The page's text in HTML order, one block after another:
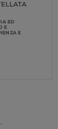
ED
E
E